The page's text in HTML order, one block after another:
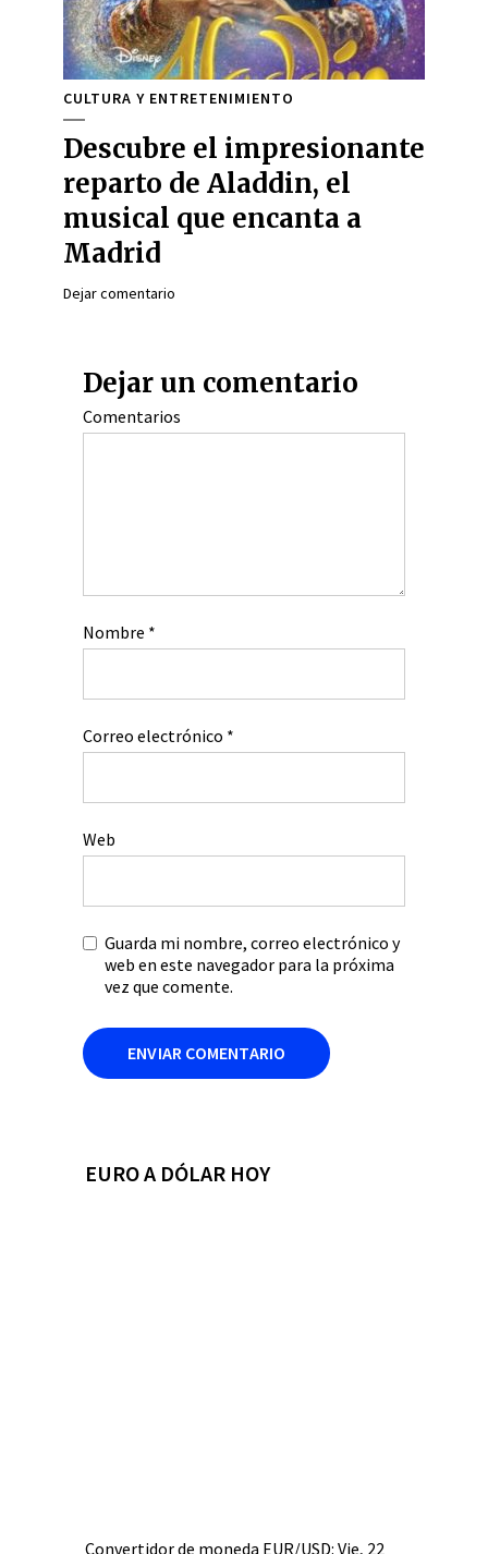
CULTURA Y ENTRETENIMIENTO
Descubre el impresionante
reparto de Aladdin, el
musical que encanta a
Madrid
Dejar comentario
Dejar un comentario
Comentarios
Nombre *
Correo electrónico *
Web
Guarda mi nombre, correo electrónico y
web en este navegador para la próxima
vez que comente.
EURO A DÓLAR HOY
Convertidor de moneda EUR/USD: Vie, 22